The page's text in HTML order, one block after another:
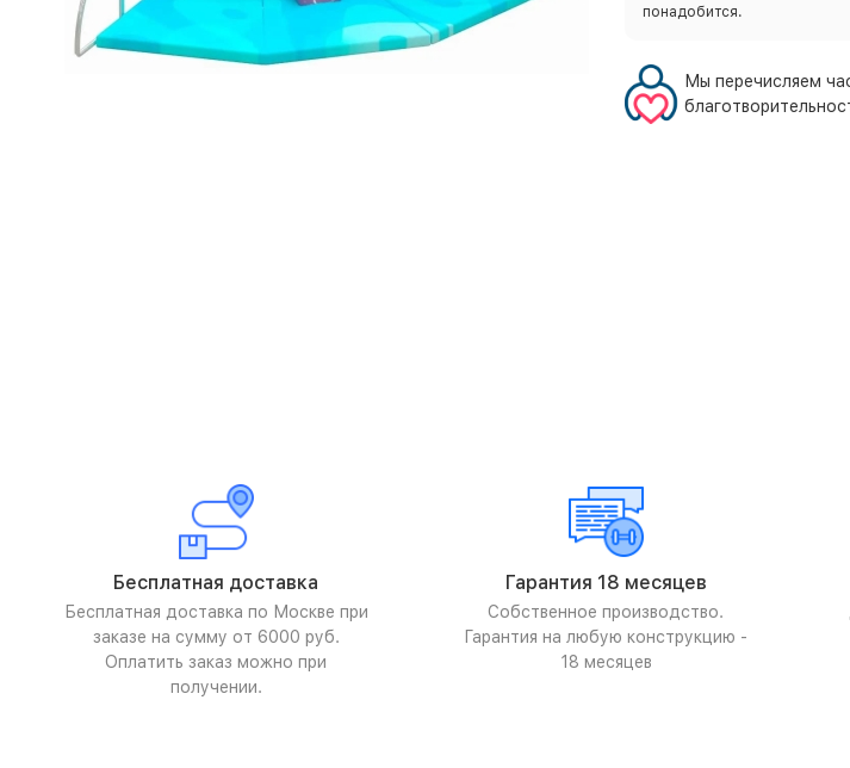
понадобится.
Мы перечисляем
Бесплатная доставка
Бесплатная доставка по Москве при
заказе на сумму от 6000 руб.
Оплатить заказ можно при
получении.
Гарантия 18 месяцев
Собственное производство.
Гарантия на любую конструкцию -
18 месяцев